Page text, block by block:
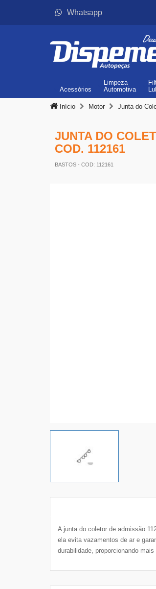
Whatsapp
Acessórios
Limpeza
Automotiva
Início Motor Junta do
JUNTA DO
COD. 112161
BASTOS - COD: 112161
A junta do coletor de admissão
ela evita vazamentos de ar e
durabilidade, proporcionando